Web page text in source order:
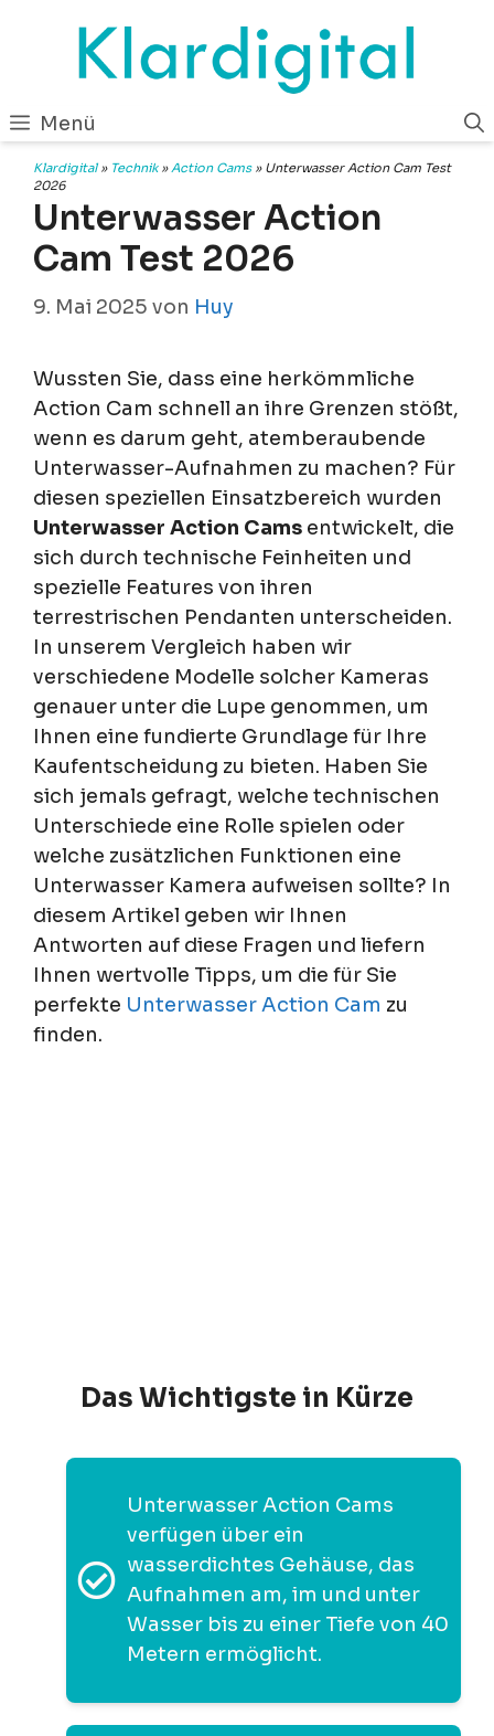
springen
Menü
Klardigital» Technik»Action Cams» Unterwasser Action Cam Test
2026
Unterwasser Action
Cam Test 2026
9. Mai 2025 von Huy
Wussten Sie, dass eine herkömmliche
Action Cam schnell an ihre Grenzen stößt,
wenn es darum geht, atemberaubende
Unterwasser-Aufnahmen zu machen? Für
diesen speziellen Einsatzbereich wurden
Unterwasser Action Cams entwickelt, die
sich durch technische Feinheiten und
spezielle Features von ihren
terrestrischen Pendanten unterscheiden.
In unserem Vergleich haben wir
verschiedene Modelle solcher Kameras
genauer unter die Lupe genommen, um
Ihnen eine fundierte Grundlage für Ihre
Kaufentscheidung zu bieten. Haben Sie
sich jemals gefragt, welche technischen
Unterschiede eine Rolle spielen oder
welche zusätzlichen Funktionen eine
Unterwasser Kamera aufweisen sollte? In
diesem Artikel geben wir Ihnen
Antworten auf diese Fragen und liefern
Ihnen wertvolle Tipps, um die für Sie
perfekte Unterwasser Action Cam zu
finden.
Das Wichtigste in Kürze
Unterwasser Action Cams
verfügen über ein
wasserdichtes Gehäuse, das
Aufnahmen am, im und unter
Wasser bis zu einer Tiefe von 40
Metern ermöglicht.